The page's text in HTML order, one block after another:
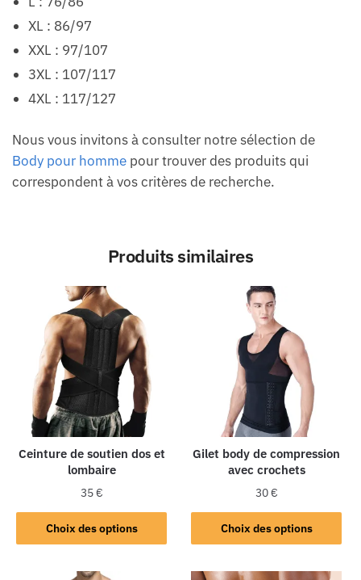
XL : 86/97
XXL : 97/107
3XL : 107/117
4XL : 117/127
Nous vous invitons à consulter notre sélection de
Body pour homme pour trouver des produits qui
correspondent à vos critères de recherche.
Produits similaires
Ceinture de soutien dos et
lombaire
35€
Choix des options
Gilet body de compression
avec crochets
30€
Choix des options